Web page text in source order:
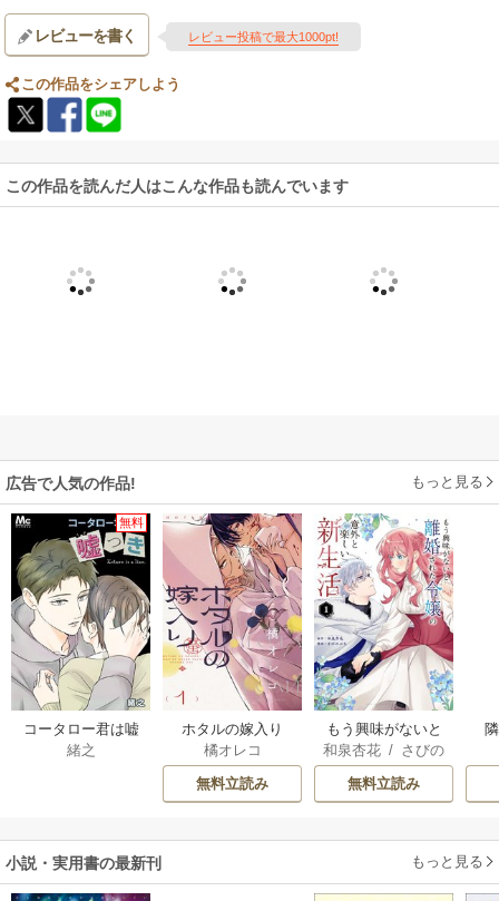
レビューを書く レビュー投稿で最大1000pt!
この作品をシェアしよう
この作品を読んだ人はこんな作品も読んでいます
広告で人気の作品! もっと見る
無料
コータロー君は嘘
つき【タテヨミ】
緒之
ホタルの嫁入り
橘オレコ
無料立読み
もう興味がないと
離婚された令嬢の
意外と楽しい新生
活
和泉杏花 / さびの
ぶち
無料立読み
小説・実用書の最新刊 もっと見る